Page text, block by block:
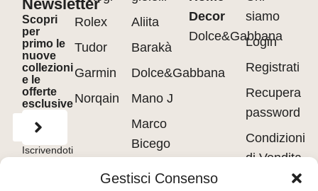
Gestisci Consenso
Newsletter
Scopri
per
primo le
nuove
collezioni
e le
offerte
esclusive
Iscrivendoti
accetti
Rolex
Tudor
Garmin
Norqain
Aliita
Barakà
Dolce&Gabbana
Mano J
Marco
Bicego
Decor
Dolce&Gabbana
siamo
Login
Registrati
Recupera
password
Condizioni
di Vendita